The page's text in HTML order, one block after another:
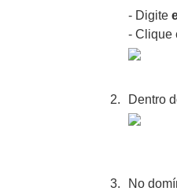
- Digite
- Clique
Dentro
No